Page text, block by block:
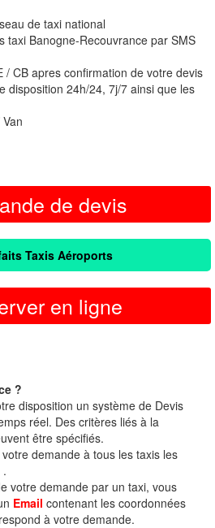
de taxi national
taxi Banogne-Recouvrance par SMS
/ CB apres confirmation de votre devis
disposition 24h/24, 7j/7 ainsi que les
de devis
Taxis Aéroports
en ligne
?
disposition un système de Devis
réel. Des critères liés à la
être spécifiés.
demande à tous les taxis les
.
votre demande par un taxi, vous
Email contenant les coordonnées
à votre demande.